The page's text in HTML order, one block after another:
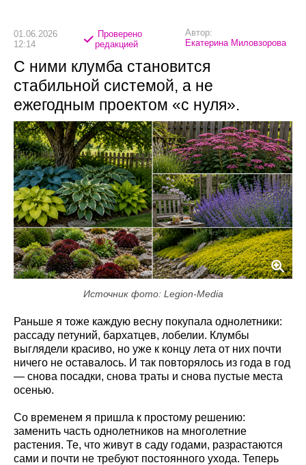
01.06.2026
12:14
Проверено
редакцией
Автор:
Екатерина Миловзорова
С ними клумба становится
стабильной системой, а не
ежегодным проектом «с нуля».
Источник фото: Legion-Media
Раньше я тоже каждую весну покупала однолетники:
рассаду петуний, бархатцев, лобелии. Клумбы
выглядели красиво, но уже к концу лета от них почти
ничего не оставалось. И так повторялось из года в год
— снова посадки, снова траты и снова пустые места
осенью.
Со временем я пришла к простому решению:
заменить часть однолетников на многолетние
растения. Те, что живут в саду годами, разрастаются
сами и почти не требуют постоянного ухода. Теперь